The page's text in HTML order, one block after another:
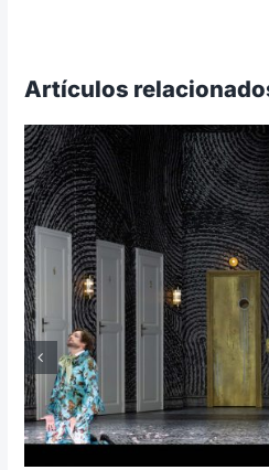
Artículos